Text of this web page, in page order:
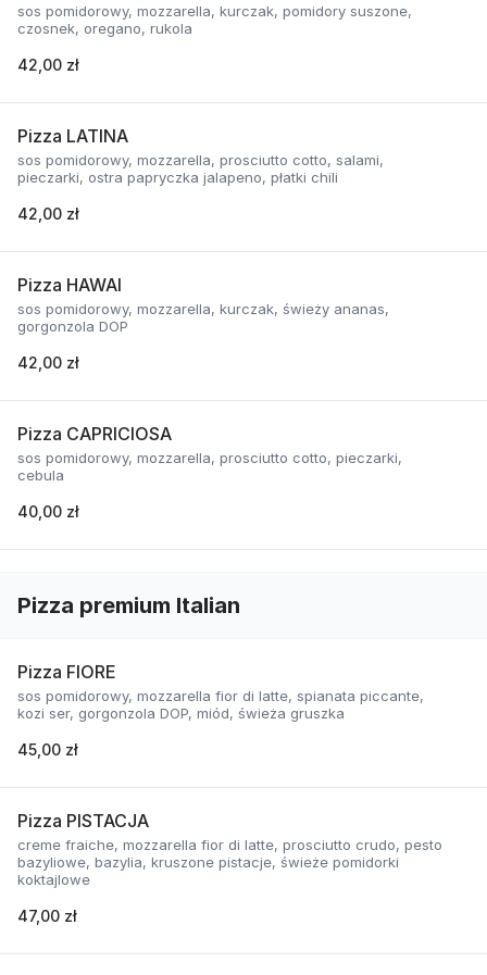
sos pomidorowy, mozzarella, kurczak, pomidory suszone,
czosnek, oregano, rukola
42,00 zł
Pizza LATINA
sos pomidorowy, mozzarella, prosciutto cotto, salami,
pieczarki, ostra papryczka jalapeno, płatki chili
42,00 zł
Pizza HAWAI
sos pomidorowy, mozzarella, kurczak, świeży ananas,
gorgonzola DOP
42,00 zł
Pizza CAPRICIOSA
sos pomidorowy, mozzarella, prosciutto cotto, pieczarki,
cebula
40,00 zł
Pizza premium Italian
Pizza FIORE
sos pomidorowy, mozzarella fior di latte, spianata piccante,
kozi ser, gorgonzola DOP, miód, świeża gruszka
45,00 zł
Pizza PISTACJA
creme fraiche, mozzarella fior di latte, prosciutto crudo, pesto
bazyliowe, bazylia, kruszone pistacje, świeże pomidorki
koktajlowe
47,00 zł